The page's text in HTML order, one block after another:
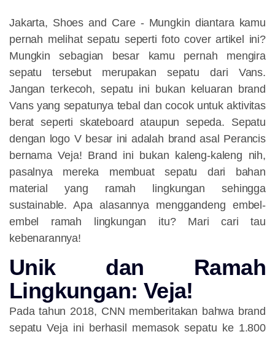
Jakarta, Shoes and Care - Mungkin diantara kamu
pernah melihat sepatu seperti foto cover artikel ini?
Mungkin sebagian besar kamu pernah mengira
sepatu tersebut merupakan sepatu dari Vans.
Jangan terkecoh, sepatu ini bukan keluaran brand
Vans yang sepatunya tebal dan cocok untuk aktivitas
berat seperti skateboard ataupun sepeda. Sepatu
dengan logo V besar ini adalah brand asal Perancis
bernama Veja! Brand ini bukan kaleng-kaleng nih,
pasalnya mereka membuat sepatu dari bahan
material yang ramah lingkungan sehingga
sustainable. Apa alasannya menggandeng embel-
embel ramah lingkungan itu? Mari cari tau
kebenarannya!
Unik dan Ramah
Lingkungan: Veja!
Pada tahun 2018, CNN memberitakan bahwa brand
sepatu Veja ini berhasil memasok sepatu ke 1.800